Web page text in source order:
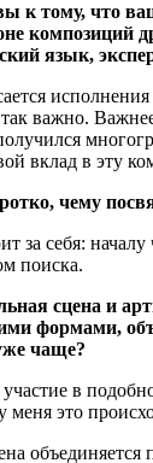
к тому, что
композиций
язык,
важно.
вклад в эту
чему
за себя:
поиска.
сцена и
формами,
чаще?
в
меня это